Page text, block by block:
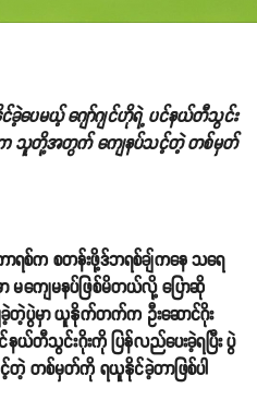
ေမယ့် ဂျော်ဂျင်ဟိုရဲ့ ပင်နယ်တီသွင်း
းခဲ့ကာ သူတို့အတွက် ကျေနပ်သင့်တဲ့ တစ်မှတ်
က စတန်းဖို့ဒ်ဘရစ်ချ်ကနေ သရေ
မကျေမနပ်ဖြစ်မိတယ်လို့ ပြောဆို
ပွဲမှာ ယူနိုက်တက်က ဦးဆောင်ဂိုး
ယ်တီသွင်းဂိုးကို ပြန်လည်ပေးခဲ့ရပြီး ပွဲ
တစ်မှတ်ကို ရယူနိုင်ခဲ့တာဖြစ်ပါ